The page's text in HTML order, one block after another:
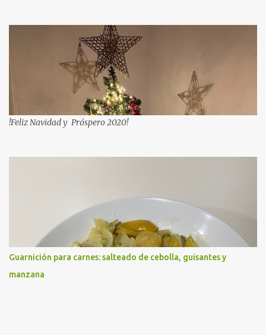
!Feliz Navidad y Próspero 2020!
Guarnición para carnes: salteado de cebolla, guisantes y
manzana